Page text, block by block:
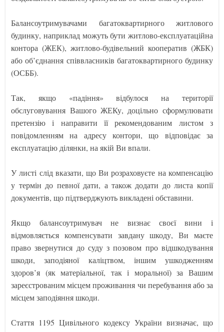
Балансоутримувачами багатоквартирного житлового
будинку, наприклад можуть бути житлово-експлуатаційна
контора (ЖЕК), житлово-будівельний кооператив (ЖБК)
або об’єднання співвласників багатоквартирного будинку
(ОСББ).
Так, якщо «падіння» відбулося на території
обслуговування Вашого ЖЕКу, доцільно сформулювати
претензію і направити її рекомендованим листом з
повідомленням на адресу контори, що відповідає за
експлуатацію ділянки, на якій Ви впали.
У листі слід вказати, що Ви розраховуєте на компенсацію
у термін до певної дати, а також додати до листа копії
документів, що підтверджують викладені обставини.
Якщо балансоутримувач не визнає своєї вини і
відмовляється компенсувати завдану шкоду, Ви маєте
право звернутися до суду з позовом про відшкодування
шкоди, заподіяної каліцтвом, іншим ушкодженням
здоров’я (як матеріальної, так і моральної) за Вашим
зареєстрованим місцем проживання чи перебування або за
місцем заподіяння шкоди.
Стаття 1195 Цивільного кодексу України визначає, що